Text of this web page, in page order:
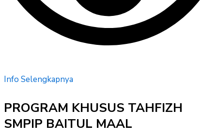
Info Selengkapnya
PROGRAM KHUSUS TAHFIZH
SMPIP BAITUL MAAL